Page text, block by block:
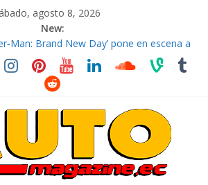
agosto 8, 2026
New:
gana protagonismo a la hora de
Brand New Day’ pone en escena a
2026, edición 47ª, recorre 7 provincias en 8
Sinotruk Bolden para cubrir las rutas de La